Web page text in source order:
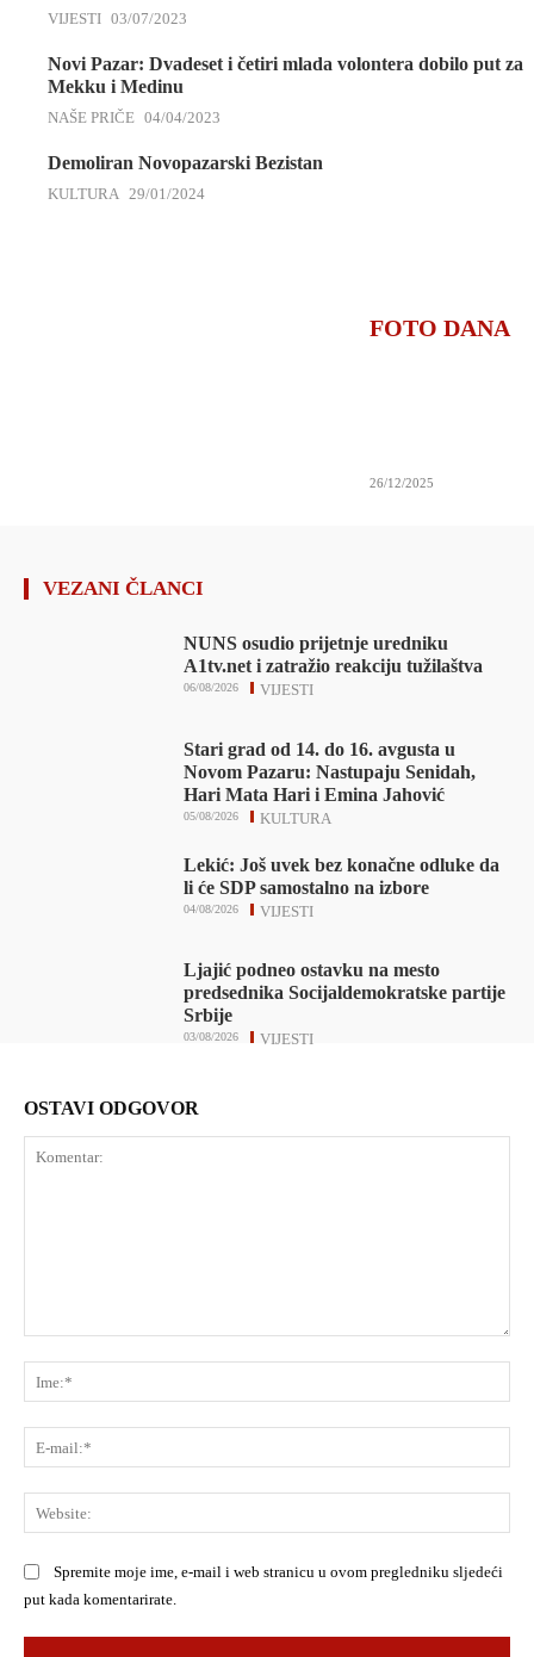
VIJESTI 03/07/2023
Novi Pazar: Dvadeset i četiri mlada volontera dobilo put za
Mekku i Medinu
NAŠE PRIČE 04/04/2023
Demoliran Novopazarski Bezistan
KULTURA 29/01/2024
FOTO DANA
26/12/2025
VEZANI ČLANCI
NUNS osudio prijetnje uredniku
A1tv.net i zatražio reakciju tužilaštva
VIJESTI
06/08/2026
Stari grad od 14. do 16. avgusta u
Novom Pazaru: Nastupaju Senidah,
Hari Mata Hari i Emina Jahović
KULTURA
05/08/2026
Lekić: Još uvek bez konačne odluke da
li će SDP samostalno na izbore
VIJESTI
04/08/2026
Ljajić podneo ostavku na mesto
predsednika Socijaldemokratske partije
Srbije
VIJESTI
03/08/2026
OSTAVI ODGOVOR
Spremite moje ime, e-mail i web stranicu u ovom pregledniku sljedeći
put kada komentarirate.